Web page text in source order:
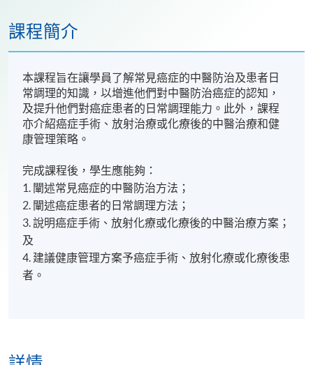
課程簡介
本課程旨在讓學員了解常見癌症的中醫防治及患者日
常調理的知識，以增進他們對中醫防治癌症的認知，
及提升他們對癌症患者的日常調理能力。此外，課程
亦介紹癌症手術、放射治療或化療後的中醫治療和健
康管理策略。
完成課程後，學生應能夠：
1. 闡述常見癌症的中醫防治方法；
2. 闡述癌症患者的日常調理方法；
3. 說明癌症手術、放射化療或化療後的中醫治療方案；
及
4. 建議健康管理方案予癌症手術、放射化療或化療後患
者。